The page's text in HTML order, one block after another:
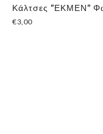
Κάλτσες ”ΕΚΜΕΝ”
€3,00